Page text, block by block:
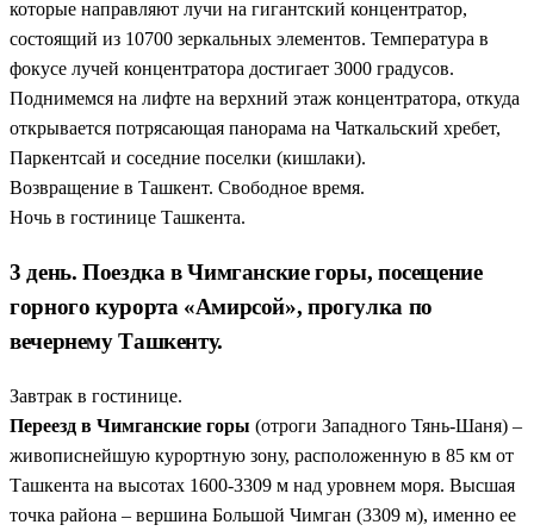
которые направляют лучи на гигантский концентратор,
состоящий из 10700 зеркальных элементов. Температура в
фокусе лучей концентратора достигает 3000 градусов.
Поднимемся на лифте на верхний этаж концентратора, откуда
открывается потрясающая панорама на Чаткальский хребет,
Паркентсай и соседние поселки (кишлаки).
Возвращение в Ташкент. Свободное время.
Ночь в гостинице Ташкента.
3 день. Поездка в Чимганские горы, посещение
горного курорта «Амирсой», прогулка по
вечернему Ташкенту.
Завтрак в гостинице.
Переезд в Чимганские горы (отроги Западного Тянь-Шаня) –
живописнейшую курортную зону, расположенную в 85 км от
Ташкента на высотах 1600-3309 м над уровнем моря. Высшая
точка района – вершина Большой Чимган (3309 м), именно ее